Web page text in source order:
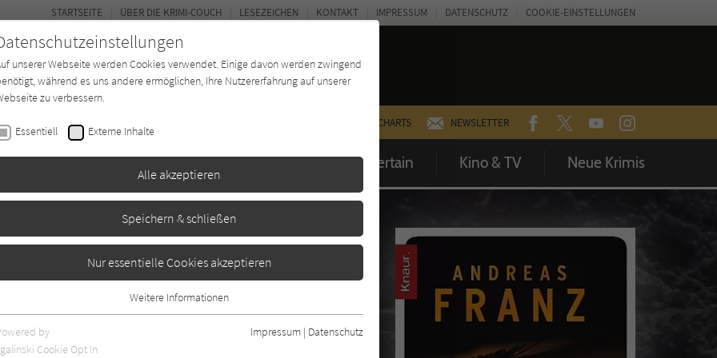
CHARTS NEWSLETTER FACEBOOKTWITTERYOUTUBEINSTAGRAM
Buchtyp Autor*in Magazin Entertain Kino & TV Neue Krimis
STARTSEITE ÜBER DIE KRIMI-COUCH LESEZEICHEN KONTAKT IMPRESSUM DATENSCHUTZ COOKIE-EINSTELLUNGEN
Durant ermittelt 10)
unserer Webseite werden Cookies verwendet. Einige davon werden zwingend
während es uns andere ermöglichen, Ihre Nutzererfahrung auf unserer
zu verbessern.
Essentiell Externe Inhalte
Alle akzeptieren
Speichern & schließen
Nur essentielle Cookies akzeptieren
Essentielle Cookies werden für grundlegende Funktionen der Webseite
benötigt. Dadurch ist gewährleistet, dass die Webseite einwandfrei
Weitere Informationen
by
Cookie Opt In
Impressum | Datenschutz